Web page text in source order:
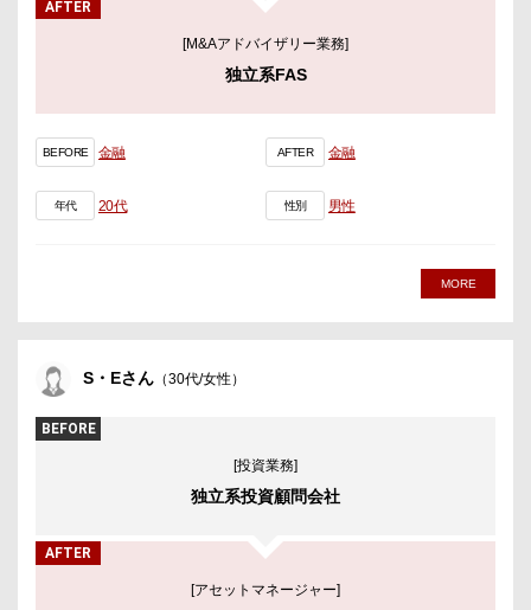
AFTER
[M&Aアドバイザリー業務]
独立系FAS
BEFORE 金融 AFTER 金融
年代 20代 性別 男性
MORE
S・Eさん （30代/女性）
BEFORE
[投資業務]
独立系投資顧問会社
AFTER
[アセットマネージャー]